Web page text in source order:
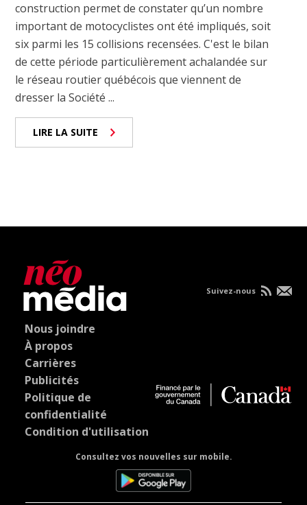
construction permet de constater qu’un nombre
important de motocyclistes ont été impliqués, soit
six parmi les 15 collisions recensées. C'est le bilan
de cette période particulièrement achalandée sur
le réseau routier québécois que viennent de
dresser la Société ...
LIRE LA SUITE
Nous joindre
À propos
Carrières
Publicités
Politique de
confidentialité
Condition d'utilisation
Consultez vos nouvelles sur mobile.
Suivez-nous